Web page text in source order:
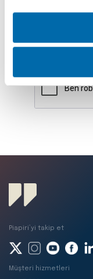
Piapiri’yi takip et
Müşteri hizmetleri